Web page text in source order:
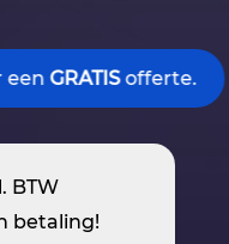
een GRATISofferte.
BTW
betaling!